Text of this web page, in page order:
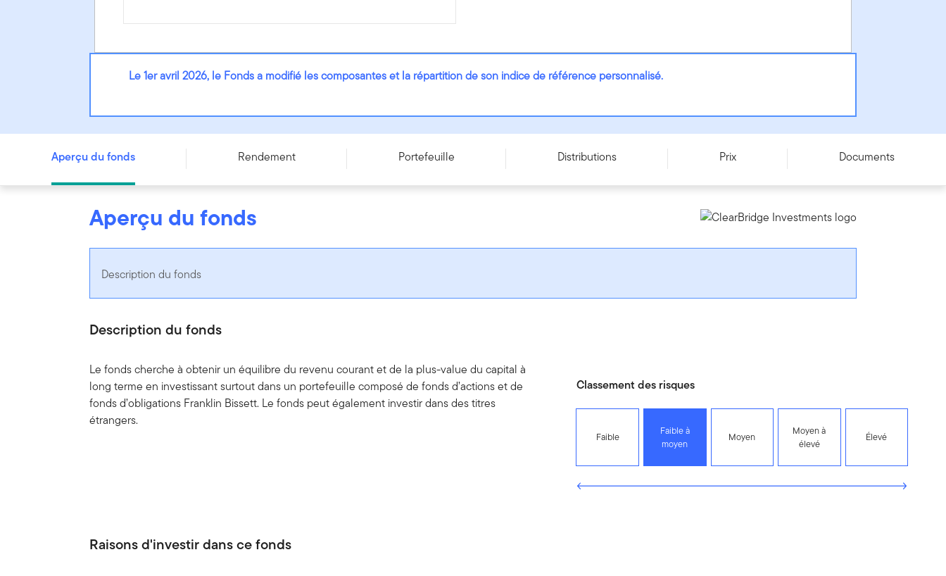
Le 1er avril 2026, le Fonds a modifié les composantes et la répartition de son indice de référence personnalisé.
Fonds canadien équilibré Franklin - Series PA - CAD
Aperçu du fonds Rendement Portefeuille Distributions Prix Documents
Aperçu du fonds
Description du fonds
Description du fonds
Le fonds cherche à obtenir un équilibre du revenu courant et de la plus-value du capital à
long terme en investissant surtout dans un portefeuille composé de fonds d’actions et de
fonds d’obligations Franklin Bissett. Le fonds peut également investir dans des titres
étrangers.
Classement des risques
Faible
Faible à
moyen
Moyen
Moyen à
élevé
Élevé
Raisons d'investir dans ce fonds